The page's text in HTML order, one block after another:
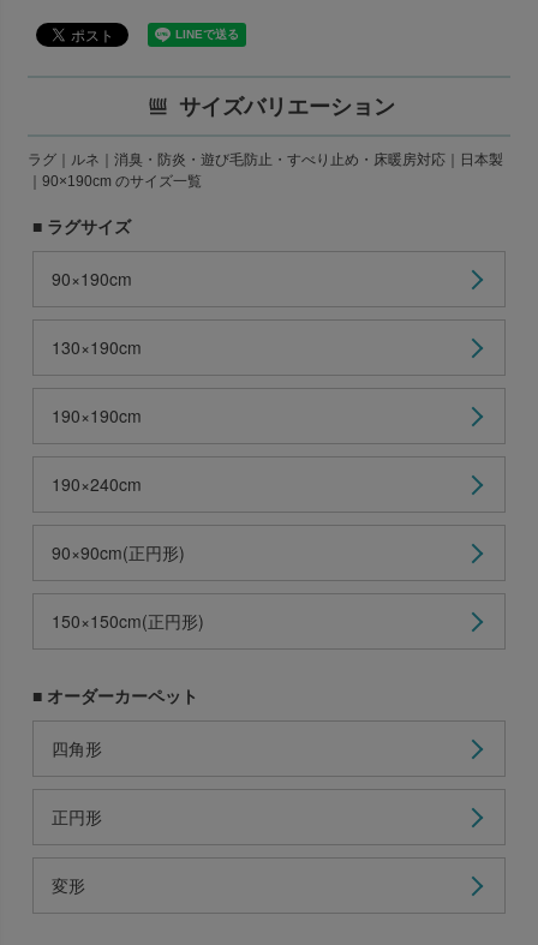
サイズバリエーション
ラグ｜ルネ｜消臭・防炎・遊び毛防止・すべり止め・床暖房対応｜日本製
｜90×190cm のサイズ一覧
■ ラグサイズ
90×190cm
130×190cm
190×190cm
190×240cm
90×90cm(正円形)
150×150cm(正円形)
■ オーダーカーペット
四角形
正円形
変形